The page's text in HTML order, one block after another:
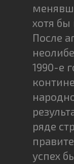
хотя бы
После
1990-е
ряде
успех